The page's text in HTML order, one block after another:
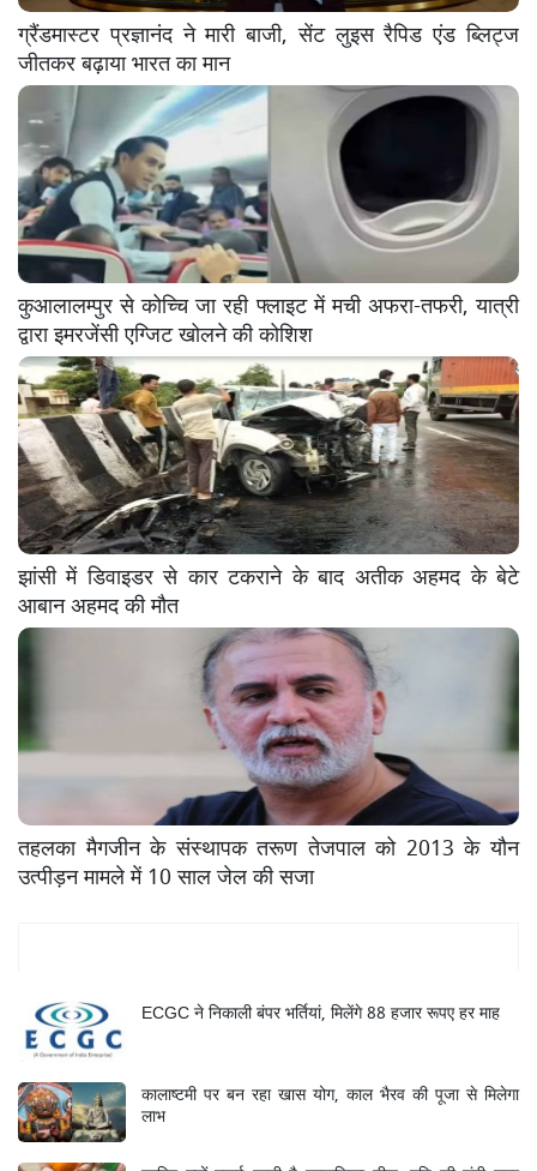
ग्रैंडमास्टर प्रज्ञानंद ने मारी बाजी, सेंट लुइस रैपिड एंड ब्लिट्ज
जीतकर बढ़ाया भारत का मान
कुआलालम्पुर से कोच्चि जा रही फ्लाइट में मची अफरा-तफरी, यात्री
द्वारा इमरजेंसी एग्जिट खोलने की कोशिश
झांसी में डिवाइडर से कार टकराने के बाद अतीक अहमद के बेटे
आबान अहमद की मौत
तहलका मैगजीन के संस्थापक तरूण तेजपाल को 2013 के यौन
उत्पीड़न मामले में 10 साल जेल की सजा
ECGC ने निकाली बंपर भर्तियां, मिलेंगे 88 हजार रूपए हर माह
कालाष्टमी पर बन रहा खास योग, काल भैरव की पूजा से मिलेगा
लाभ